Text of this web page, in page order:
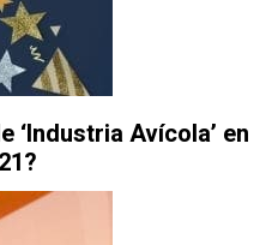
‘Industria Avícola’ en